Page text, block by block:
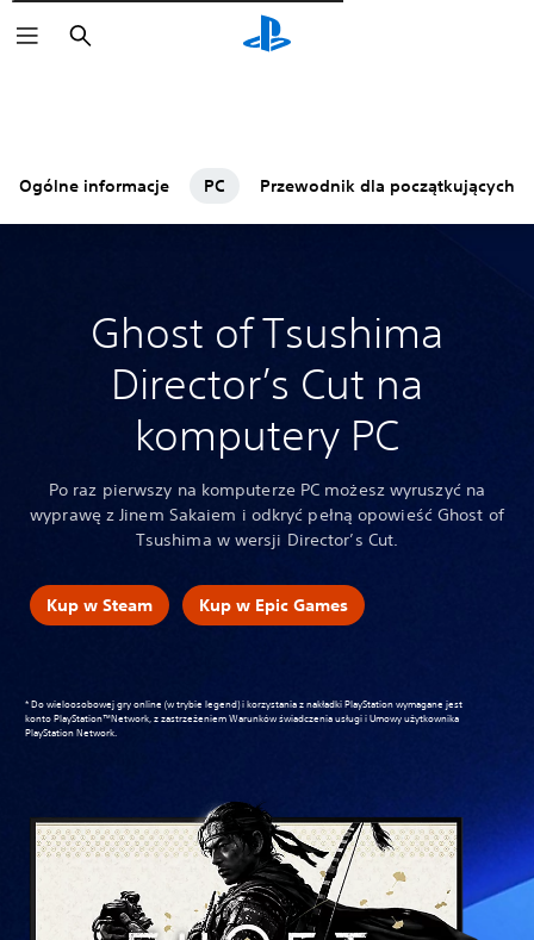
Wyszukaj
Ogólne informacje PC Przewodnik dla początkujących
Ghost of Tsushima
Director’s Cut na
komputery PC
Po raz pierwszy na komputerze PC możesz wyruszyć na
wyprawę z Jinem Sakaiem i odkryć pełną opowieść Ghost of
Tsushima w wersji Director’s Cut.
Kup w Steam Kup w Epic Games
* Do wieloosobowej gry online (w trybie legend) i korzystania z nakładki PlayStation wymagane jest
konto PlayStation™Network, z zastrzeżeniemWarunków świadczenia usługi i Umowy użytkownika
PlayStation Network.